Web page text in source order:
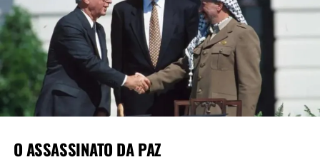
o intenso volume de reclamações e testemunhos de
descasos ou faltas do serviço público.
A falta de oposição ao executivo, através dos vereadores
que deveriam fiscalizar, a ausência críticas internas ao
governo, as constantes nomeações sem nenhum critério
técnico, resultados de acordos e promessas políticas, são
deixe de investir em áreas chaves para o
O ASSASSINATO DA PAZ